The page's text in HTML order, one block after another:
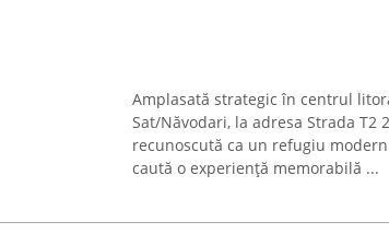
Amplasată strategic în centrul
Sat/Năvodari, la adresa Strada T2
recunoscută ca un refugiu
caută o experiență memorabilă ...